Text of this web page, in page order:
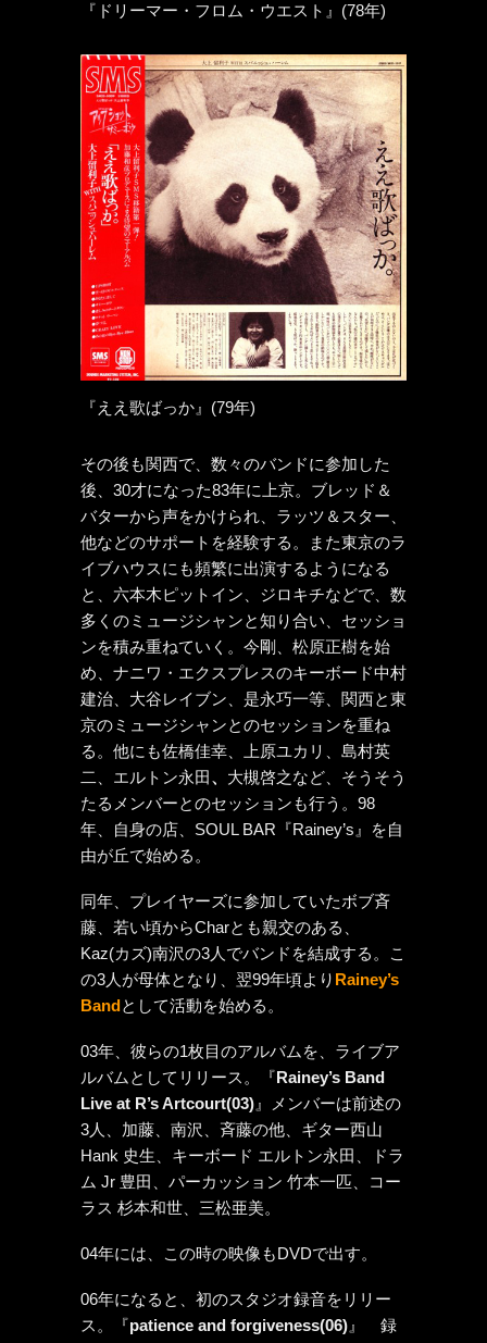
『ドリーマー・フロム・ウエスト』(78年)
『ええ歌ばっか』(79年)
その後も関西で、数々のバンドに参加した
後、30才になった83年に上京。ブレッド＆
バターから声をかけられ、ラッツ＆スター、
他などのサポートを経験する。また東京のラ
イブハウスにも頻繁に出演するようになる
と、六本木ピットイン、ジロキチなどで、数
多くのミュージシャンと知り合い、セッショ
ンを積み重ねていく。今剛、松原正樹を始
め、ナニワ・エクスプレスのキーボード中村
建治、大谷レイブン、是永巧一等、関西と東
京のミュージシャンとのセッションを重ね
る。他にも佐橋佳幸、上原ユカリ、島村英
二、エルトン永田、 大槻啓之など、そうそう
たるメンバーとのセッションも行う。98
年、自身の店、SOUL BAR『Rainey’s』を自
由が丘で始める。
同年、プレイヤーズに参加していたボブ斉
藤、若い頃からCharとも親交のある、
Kaz(カズ)南沢の3人でバンドを結成する。こ
の3人が母体となり、翌99年頃より Rainey’s
Bandとして活動を始める。
03年、彼らの1枚目のアルバムを、ライブア
ルバムとしてリリース。『Rainey’s Band
Live at R’s Artcourt(03) 』メンバーは前述の
3人、加藤、南沢、斉藤の他、ギター西山
Hank 史生、キーボード エルトン永田、ドラ
ム Jr 豊田、パーカッション 竹本一匹、コー
ラス 杉本和世、三松亜美。
04年には、この時の映像もDVDで出す。
06年になると、初のスタジオ録音をリリー
ス。『patience and forgiveness(06) 』 録